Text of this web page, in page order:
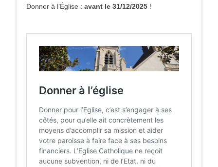
Donner à l’Église : avant le 31/12/2025 !